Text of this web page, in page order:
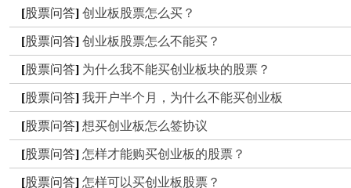
[股票问答] 创业板股票怎么买？
[股票问答] 创业板股票怎么不能买？
[股票问答] 为什么我不能买创业板块的股票？
[股票问答] 我开户半个月，为什么不能买创业板
[股票问答] 想买创业板怎么签协议
[股票问答] 怎样才能购买创业板的股票？
[股票问答] 怎样可以买创业板股票？